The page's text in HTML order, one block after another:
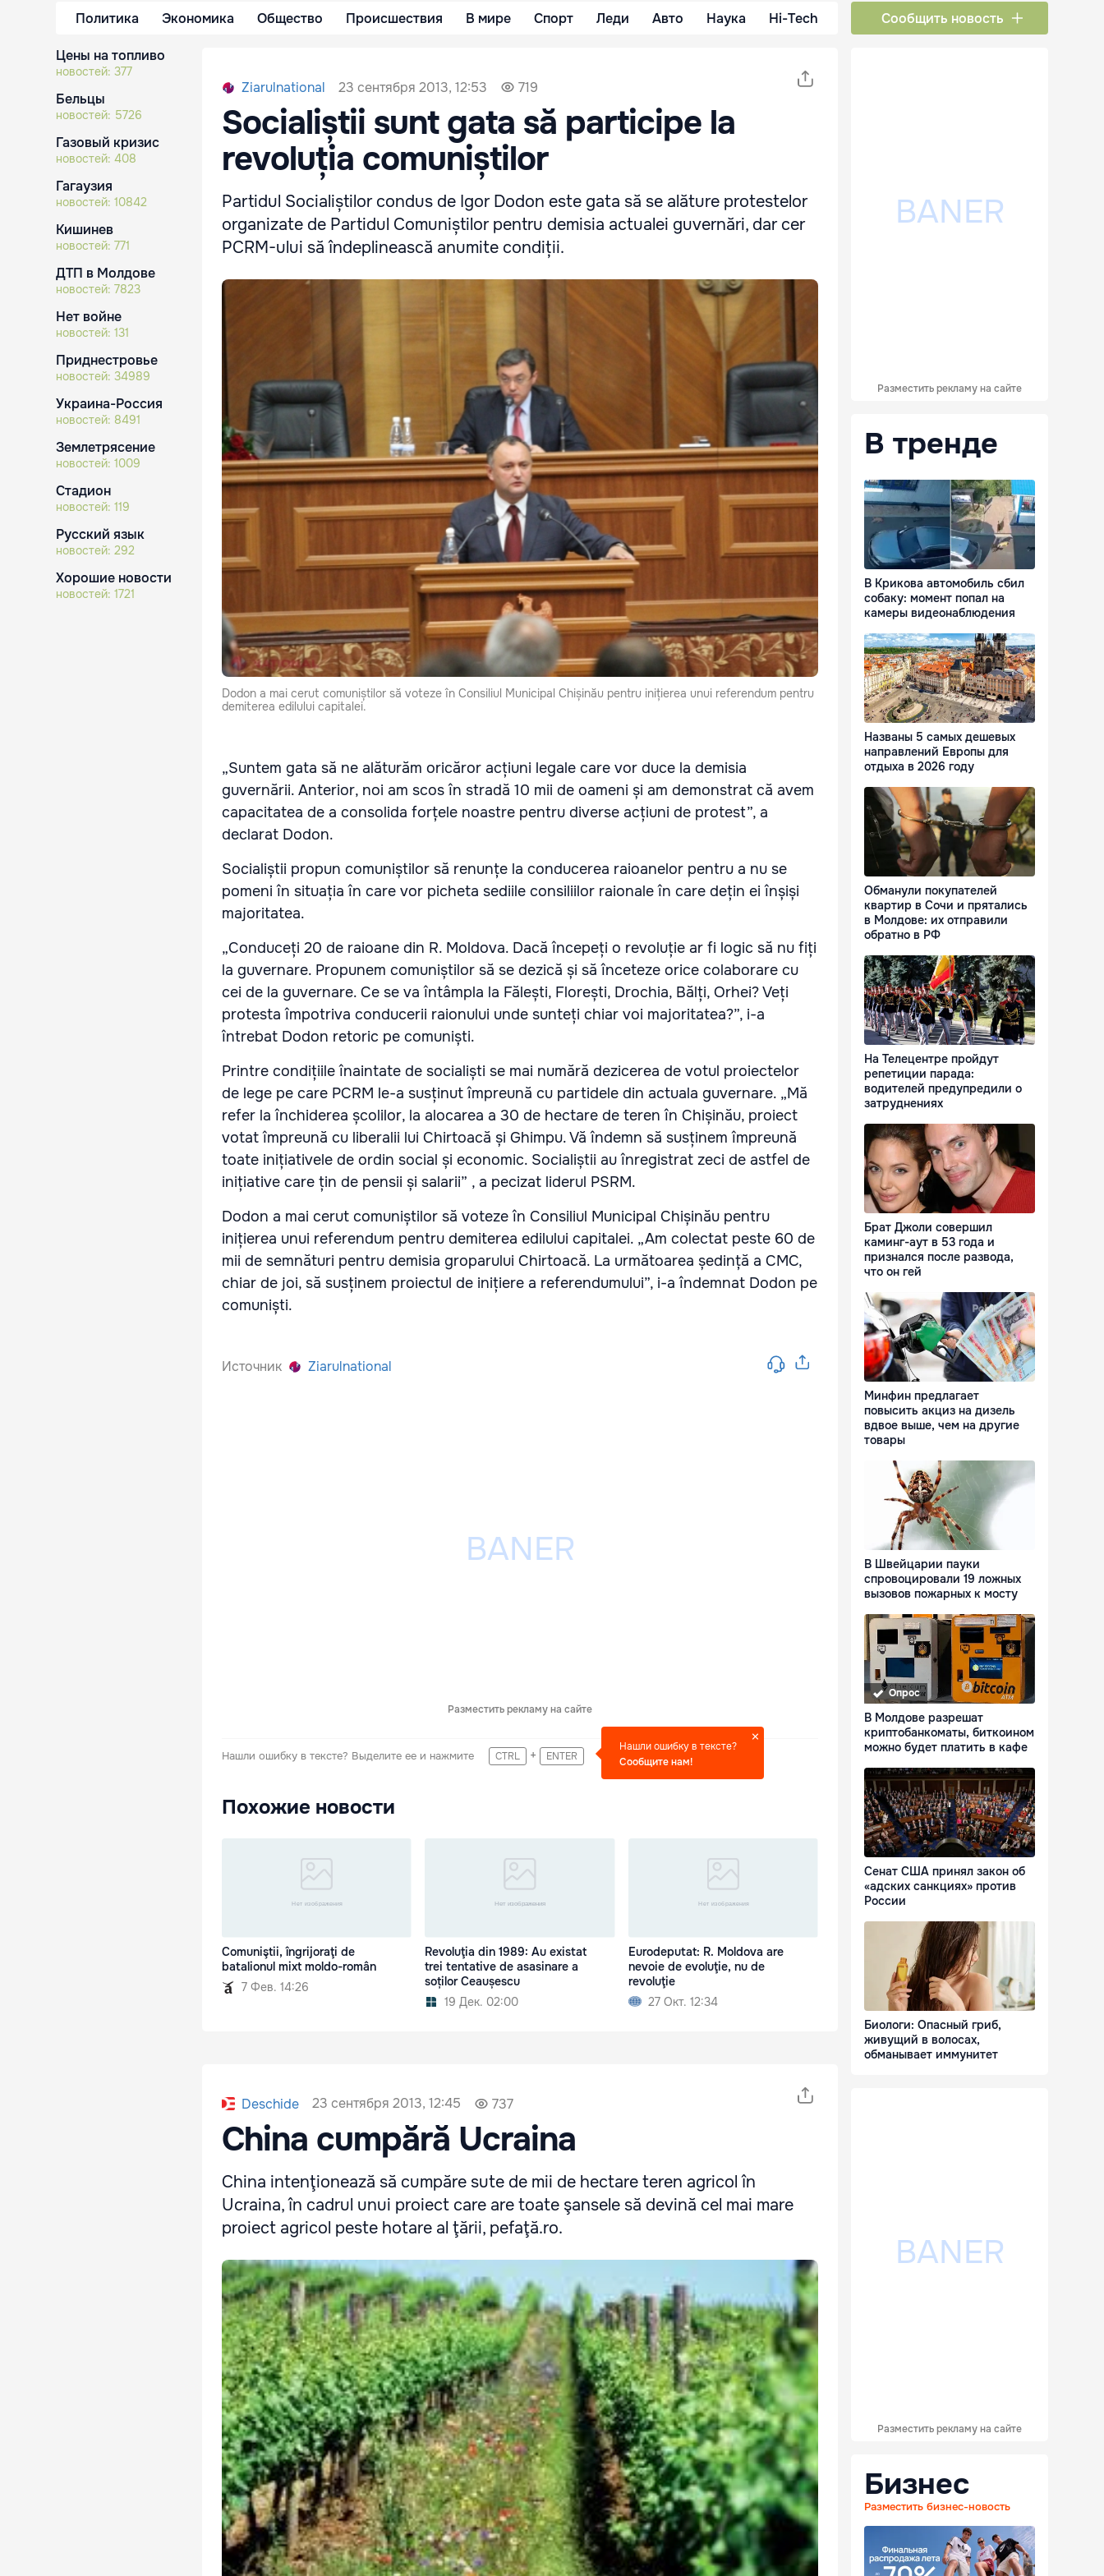
Политика Экономика Общество Происшествия В мире Спорт Леди Авто Наука Hi-Tech Сообщить новость
Цены на топливо
новостей: 377
Бельцы
новостей: 5726
Газовый кризис
новостей: 408
Гагаузия
новостей: 10842
Кишинев
новостей: 771
ДТП в Молдове
новостей: 7823
Нет войне
новостей: 131
Приднестровье
новостей: 34989
Украина-Россия
новостей: 8491
Землетрясение
новостей: 1009
Стадион
новостей: 119
Русский язык
новостей: 292
Хорошие новости
новостей: 1721
Ziarulnational 23 сентября 2013, 12:53 719
Socialiștii sunt gata să participe la
revoluția comuniștilor
Partidul Socialiștilor condus de Igor Dodon este gata să se alăture protestelor
organizate de Partidul Comuniștilor pentru demisia actualei guvernări, dar cer
PCRM-ului să îndeplinească anumite condiții.
Dodon a mai cerut comuniștilor să voteze în Consiliul Municipal Chișinău pentru inițierea unui referendum pentru
demiterea edilului capitalei.
„Suntem gata să ne alăturăm oricăror acțiuni legale care vor duce la demisia
guvernării. Anterior, noi am scos în stradă 10 mii de oameni și am demonstrat că avem
capacitatea de a consolida forțele noastre pentru diverse acțiuni de protest”, a
declarat Dodon.
Socialiștii propun comuniștilor să renunțe la conducerea raioanelor pentru a nu se
pomeni în situația în care vor picheta sediile consiliilor raionale în care dețin ei înșiși
majoritatea.
„Conduceți 20 de raioane din R. Moldova. Dacă începeți o revoluție ar fi logic să nu fiți
la guvernare. Propunem comuniștilor să se dezică și să înceteze orice colaborare cu
cei de la guvernare. Ce se va întâmpla la Fălești, Florești, Drochia, Bălți, Orhei? Veți
protesta împotriva conducerii raionului unde sunteți chiar voi majoritatea?”, i-a
întrebat Dodon retoric pe comuniști.
Printre condițiile înaintate de socialiști se mai numără dezicerea de votul proiectelor
de lege pe care PCRM le-a susținut împreună cu partidele din actuala guvernare. „Mă
refer la închiderea școlilor, la alocarea a 30 de hectare de teren în Chișinău, proiect
votat împreună cu liberalii lui Chirtoacă și Ghimpu. Vă îndemn să susținem împreună
toate inițiativele de ordin social și economic. Socialiștii au înregistrat zeci de astfel de
inițiative care țin de pensii și salarii” , a pecizat liderul PSRM.
Dodon a mai cerut comuniștilor să voteze în Consiliul Municipal Chișinău pentru
inițierea unui referendum pentru demiterea edilului capitalei. „Am colectat peste 60 de
mii de semnături pentru demisia groparului Chirtoacă. La următoarea ședință a CMC,
chiar de joi, să susținem proiectul de inițiere a referendumului”, i-a îndemnat Dodon pe
comuniști.
Источник Ziarulnational
Разместить рекламу на сайте
Нашли ошибку в тексте? Выделите ее и нажмите CTRL + ENTER
Нашли ошибку в тексте?
Сообщите нам!
Похожие новости
Comuniştii, îngrijoraţi de
batalionul mixt moldo-român
7 Фев. 14:26
Revoluţia din 1989: Au existat
trei tentative de asasinare a
soților Ceaușescu
19 Дек. 02:00
Eurodeputat: R. Moldova are
nevoie de evoluţie, nu de
revoluţie
27 Окт. 12:34
Deschide 23 сентября 2013, 12:45 737
China cumpără Ucraina
China intenţionează să cumpăre sute de mii de hectare teren agricol în
Ucraina, în cadrul unui proiect care are toate şansele să devină cel mai mare
proiect agricol peste hotare al ţării, pefaţă.ro.
Разместить рекламу на сайте
В тренде
В Крикова автомобиль сбил
собаку: момент попал на
камеры видеонаблюдения
Названы 5 самых дешевых
направлений Европы для
отдыха в 2026 году
Обманули покупателей
квартир в Сочи и прятались
в Молдове: их отправили
обратно в РФ
На Телецентре пройдут
репетиции парада:
водителей предупредили о
затруднениях
Брат Джоли совершил
каминг-аут в 53 года и
признался после развода,
что он гей
Минфин предлагает
повысить акциз на дизель
вдвое выше, чем на другие
товары
В Швейцарии пауки
спровоцировали 19 ложных
вызовов пожарных к мосту
Опрос
В Молдове разрешат
криптобанкоматы, биткоином
можно будет платить в кафе
Сенат США принял закон об
«адских санкциях» против
России
Биологи: Опасный гриб,
живущий в волосах,
обманывает иммунитет
Разместить рекламу на сайте
Бизнес
Разместить бизнес-новость